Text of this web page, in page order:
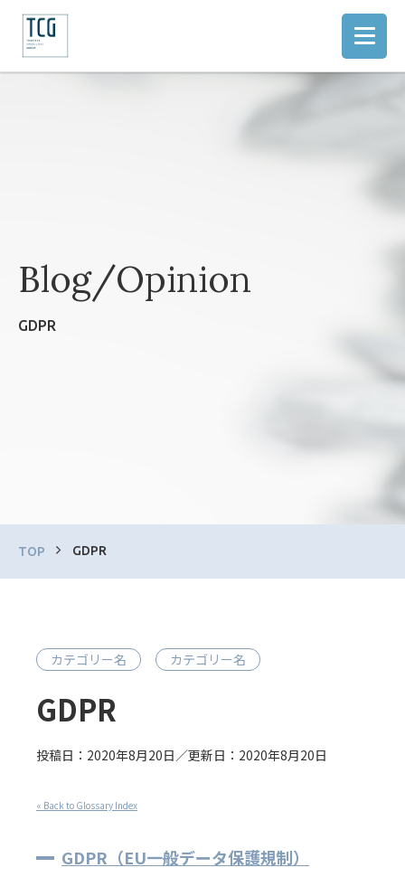
Blog/Opinion
GDPR
TOP GDPR
カテゴリー名 カテゴリー名
GDPR
投稿日：2020年8月20日／更新日：2020年8月20日
« Back to Glossary Index
GDPR（EU一般データ保護規制）